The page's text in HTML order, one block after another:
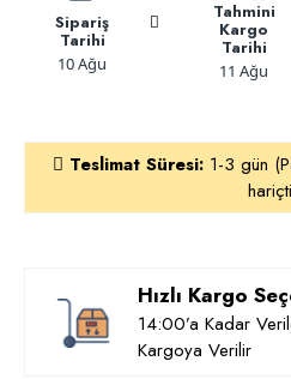
Sipariş
Tarihi
10 Ağu
Tahmini
Kargo
Tarihi
11 Ağu
Teslimat Süresi:1-3 gün
Hızlı Kargo
14:00’a Kadar
Kargoya Verilir